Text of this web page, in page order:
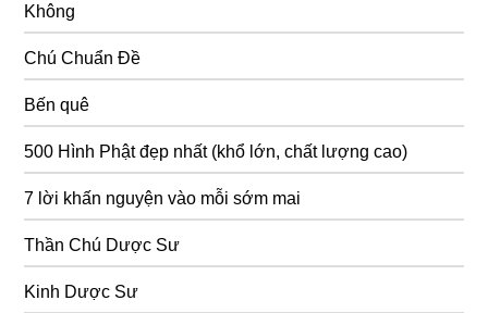
Không
Chú Chuẩn Đề
Bến quê
500 Hình Phật đẹp nhất (khổ lớn, chất lượng cao)
7 lời khấn nguyện vào mỗi sớm mai
Thần Chú Dược Sư
Kinh Dược Sư